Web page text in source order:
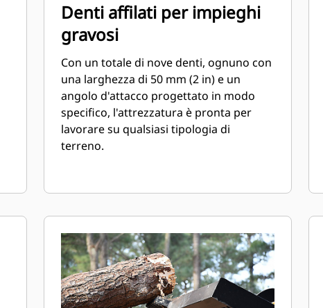
Denti affilati per impieghi
gravosi
Con un totale di nove denti, ognuno con
una larghezza di 50 mm (2 in) e un
angolo d'attacco progettato in modo
specifico, l'attrezzatura è pronta per
lavorare su qualsiasi tipologia di
terreno.